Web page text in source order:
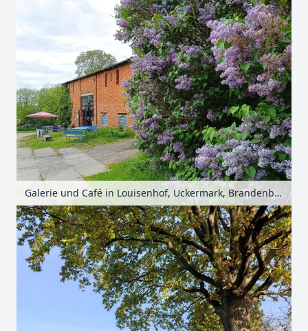
Galerie und Café in Louisenhof, Uckermark, Brandenburg, Deutschland